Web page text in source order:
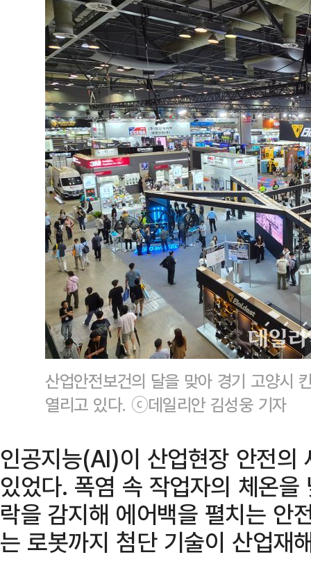
산업안전보건의 달을 맞아 경기 고양시
열리고 있다. ⓒ데일리안 김성웅 기자
인공지능(AI)이 산업현장 안전의
있었다. 폭염 속 작업자의 체온
락을 감지해 에어백을 펼치는 안
는 로봇까지 첨단 기술이 산업재